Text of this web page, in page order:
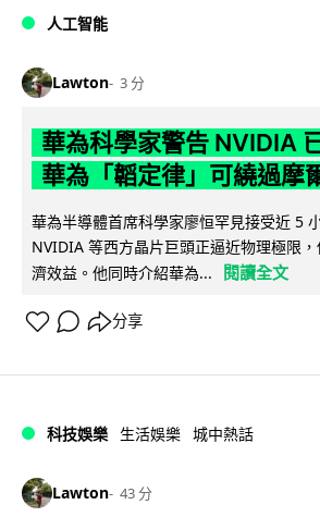
人工智能
Lawton 3 分
華為科學家警告 NVIDIA
華為「韜定律」可繞過摩
華為半導體首席科學家廖恒罕見接受近 5
NVIDIA 等西方晶片巨頭正逼近物理極限
濟效益。他同時介紹華為...
閱讀全文
分享
科技娛樂 生活娛樂 城中熱話
Lawton 43 分